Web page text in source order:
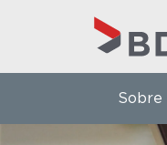
Sobre